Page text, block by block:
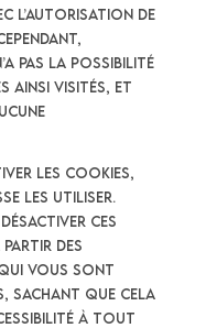
l’autorisation de
pas la possibilité
ainsi visités, et
les cookies,
les utiliser.
ces
des
vous sont
sachant que cela
à tout